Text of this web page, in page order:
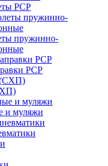
PCP
пружинно-
PCP
и муляжи